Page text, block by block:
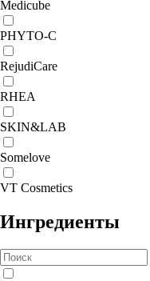
Medicube
PHYTO-C
RejudiCare
RHEA
SKIN&LAB
Somelove
VT Cosmetics
Ингредиенты